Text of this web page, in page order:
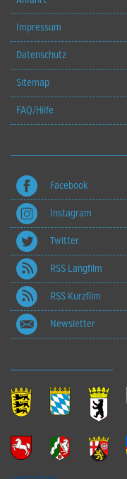
Impressum
Datenschutz
Sitemap
FAQ/Hilfe
Facebook
Instagram
Twitter
RSS Langfilm
RSS Kurzfilm
Newsletter